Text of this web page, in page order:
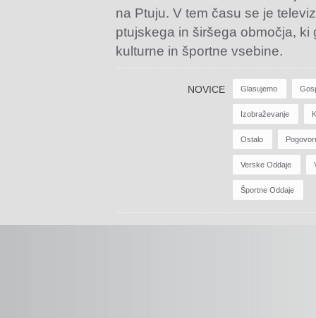
na Ptuju. V tem času se je
ptujskega in širšega območja,
kulturne in športne vsebine.
NOVICE Glasujemo
Izobraževanje
Ostalo
Verske Oddaje
Športne Oddaje